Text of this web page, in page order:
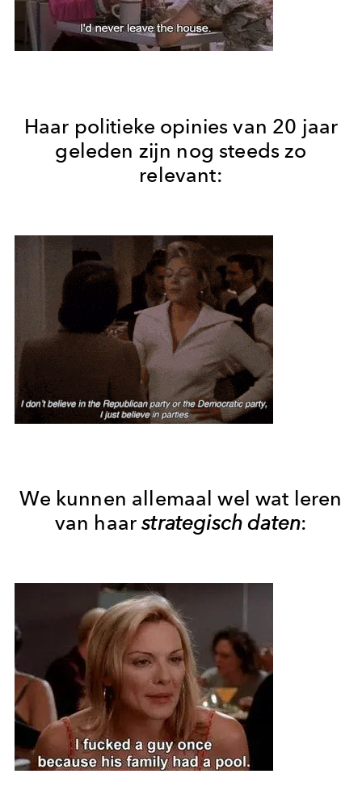
Haar politieke opinies van 20 jaar
geleden zijn nog steeds zo
relevant:
We kunnen allemaal wel wat leren
van haarstrategisch daten: